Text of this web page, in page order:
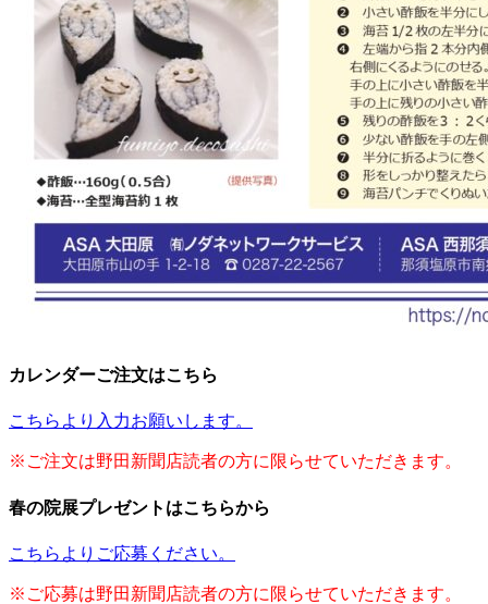
カレンダーご注文はこちら
こちらより入力お願いします。
※ご注文は野田新聞店読者の方に限らせていただきます。
春の院展プレゼントはこちらから
こちらよりご応募ください。
※ご応募は野田新聞店読者の方に限らせていただきます。